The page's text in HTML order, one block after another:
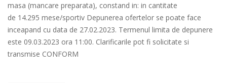
masa (mancare preparata), constand in: in cantitate
de 14.295 mese/sportiv Depunerea ofertelor se poate face
inceapand cu data de 27.02.2023. Termenul limita de depunere
este 09.03.2023 ora 11:00. Clarificarile pot fi solicitate si
transmise CONFORM